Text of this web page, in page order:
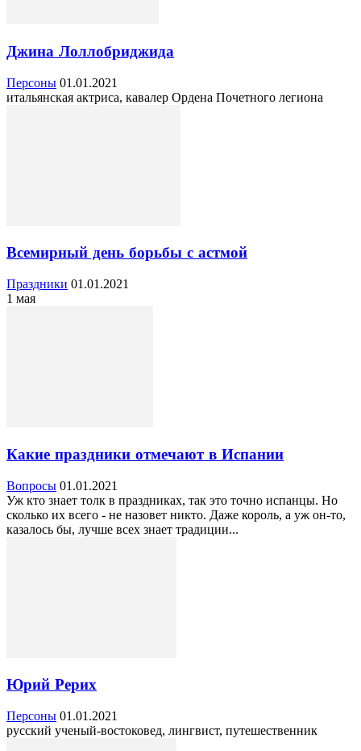
Джина Лоллобриджида
Персоны 01.01.2021
итальянская актриса, кавалер Ордена Почетного легиона
Всемирный день борьбы с астмой
Праздники 01.01.2021
1 мая
Какие праздники отмечают в Испании
Вопросы 01.01.2021
Уж кто знает толк в праздниках, так это точно испанцы. Но
сколько их всего - не назовет никто. Даже король, а уж он-то,
казалось бы, лучше всех знает традиции...
Юрий Рерих
Персоны 01.01.2021
русский ученый-востоковед, лингвист, путешественник